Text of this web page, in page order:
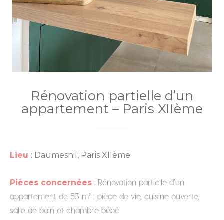
Rénovation partielle d’un
appartement – Paris XIIème
Lieu : Daumesnil, Paris XIIème
Pièces concernées : Rénovation partielle d’un
appartement de 53 m² : pièce de vie, cuisine ouverte,
salle de bain et chambre bébé